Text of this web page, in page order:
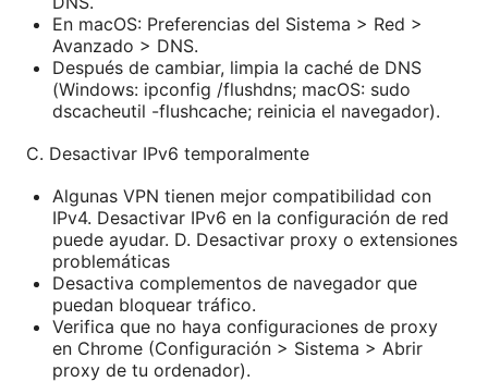
En macOS: Preferencias del Sistema > Red >
Avanzado > DNS.
Después de cambiar, limpia la caché de DNS
(Windows: ipconfig /flushdns; macOS: sudo
dscacheutil -flushcache; reinicia el navegador).
C. Desactivar IPv6 temporalmente
Algunas VPN tienen mejor compatibilidad con
IPv4. Desactivar IPv6 en la configuración de red
puede ayudar. D. Desactivar proxy o extensiones
problemáticas
Desactiva complementos de navegador que
puedan bloquear tráfico.
Verifica que no haya configuraciones de proxy
en Chrome (Configuración > Sistema > Abrir
proxy de tu ordenador).